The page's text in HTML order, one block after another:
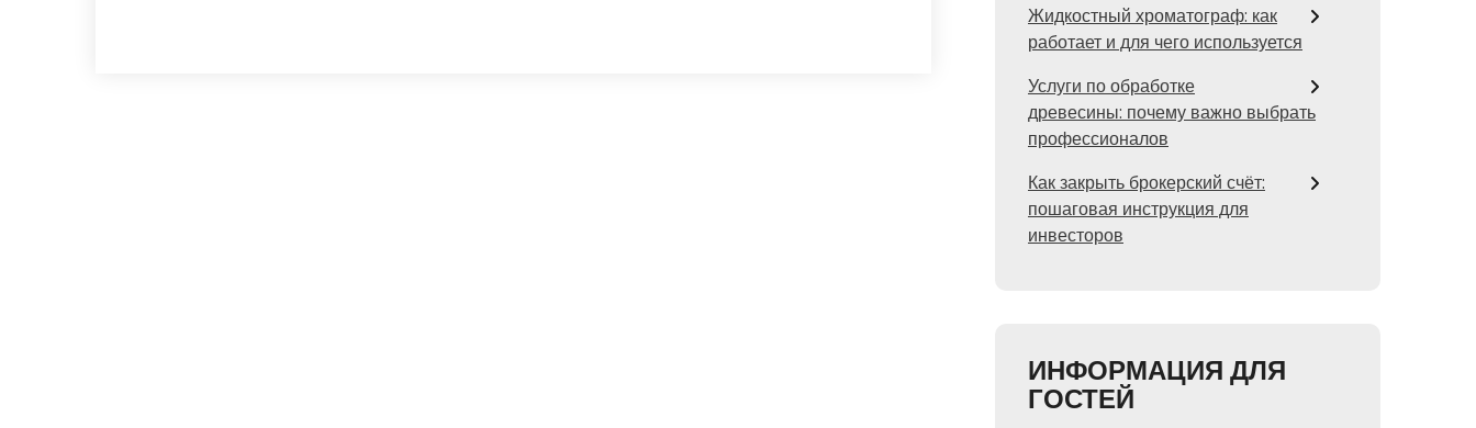
Жидкостный хроматограф: как
работает и для чего используется
Услуги по обработке
древесины: почему важно выбрать
профессионалов
Как закрыть брокерский счёт:
пошаговая инструкция для
инвесторов
ИНФОРМАЦИЯ ДЛЯ
ГОСТЕЙ